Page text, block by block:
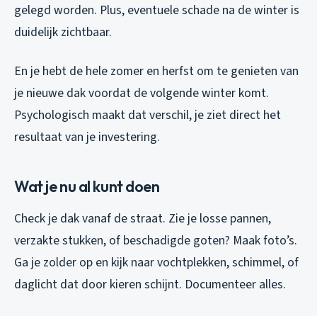
gelegd worden. Plus, eventuele schade na de winter is
duidelijk zichtbaar.
En je hebt de hele zomer en herfst om te genieten van
je nieuwe dak voordat de volgende winter komt.
Psychologisch maakt dat verschil, je ziet direct het
resultaat van je investering.
Wat je nu al kunt doen
Check je dak vanaf de straat. Zie je losse pannen,
verzakte stukken, of beschadigde goten? Maak foto’s.
Ga je zolder op en kijk naar vochtplekken, schimmel, of
daglicht dat door kieren schijnt. Documenteer alles.